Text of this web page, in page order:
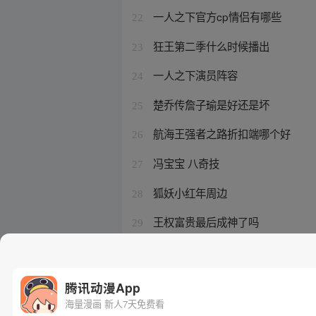
22 一人之下官方cp情侣有哪些
23 狂王第二季什么时候播出
24 一人之下演员阵容
25 楚乔传詹子瑜是好还是坏
26 航海王强者之路折扣端哪个好
27 冯宝宝 八奇技
28 狐妖小红年周边
29 王权富贵最后成神了吗
腾讯动漫App
海量漫画 新人7天免费看